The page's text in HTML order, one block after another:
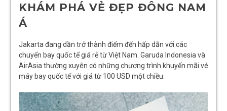
KHÁM PHÁ VẺ ĐẸP ĐÔNG NAM
Á
Jakarta đang dần trở thành điểm đến hấp dẫn với các
chuyến bay quốc tế giá rẻ từ Việt Nam. Garuda Indonesia và
AirAsia thường xuyên có những chương trình khuyến mãi vé
máy bay quốc tế với giá từ 100 USD một chiều.